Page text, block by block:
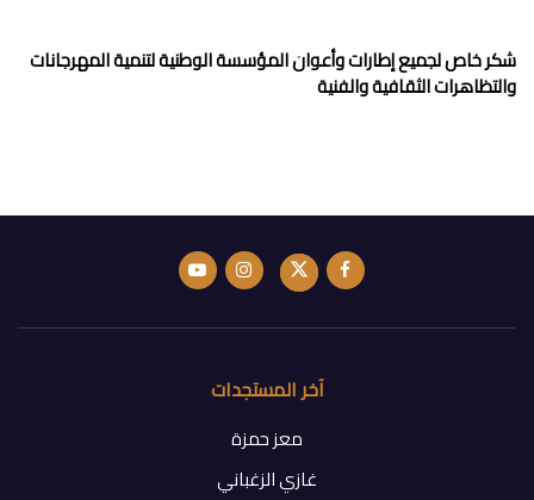
شكر خاص لجميع إطارات وأعوان المؤسسة الوطنية لتنمية المهرجانات
والتظاهرات الثقافية والفنية
آخر المستجدات
معز حمزة
غازي الزغباني